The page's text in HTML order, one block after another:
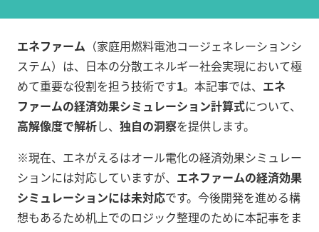
エネファーム （家庭用燃料電池コージェネレーションシ
ステム）は、日本の分散エネルギー社会実現において極
めて重要な役割を担う技術です1。本記事では、 エネ
ファームの経済効果シミュレーション計算式について、
高解像度で解析し、 独自の洞察を提供します。
※現在、エネがえるはオール電化の経済効果シミュレー
ションには対応していますが、 エネファームの経済効果
シミュレーションには未対応です。今後開発を進める構
想もあるため机上でのロジック整理のために本記事をま